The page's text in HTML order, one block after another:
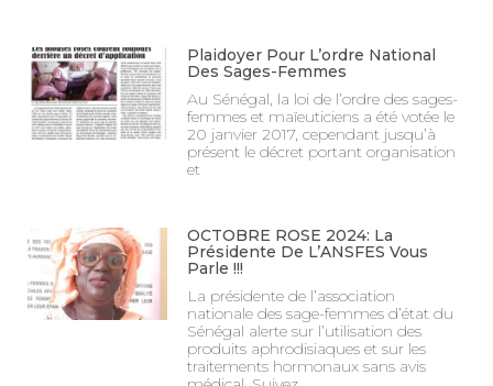
Plaidoyer Pour L’ordre National
Des Sages-Femmes
Au Sénégal, la loi de l’ordre des sages-
femmes et maïeuticiens a été votée le
20 janvier 2017, cependant jusqu’à
présent le décret portant organisation
et
OCTOBRE ROSE 2024: La
Présidente De L’ANSFES Vous
Parle !!!
La présidente de l’association
nationale des sage-femmes d’état du
Sénégal alerte sur l’utilisation des
produits aphrodisiaques et sur les
traitements hormonaux sans avis